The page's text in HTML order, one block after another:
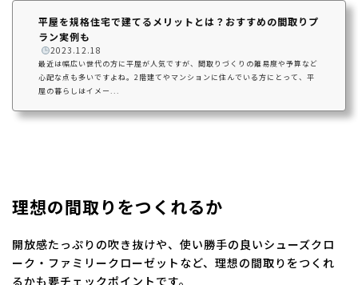
平屋を規格住宅で建てるメリットとは？おすすめの間取りプ
ラン実例も
2023.12.18
最近は幅広い世代の方に平屋が人気ですが、間取りづくりの難易度や予算など
心配な点も多いですよね。2階建てやマンションに住んでいる方にとって、平
屋の暮らしはイメー...
理想の間取りをつくれるか
開放感たっぷりの吹き抜けや、使い勝手の良いシューズクロ
ーク・ファミリークローゼットなど、理想の間取りをつくれ
るかも要チェックポイントです。